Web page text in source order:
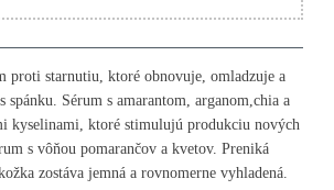
proti starnutiu, ktoré obnovuje, omladzuje a
spánku. Sérum s amarantom, arganom,chia a
kyselinami, ktoré stimulujú produkciu nových
s vôňou pomarančov a kvetov. Preniká
zostáva jemná a rovnomerne vyhladená.